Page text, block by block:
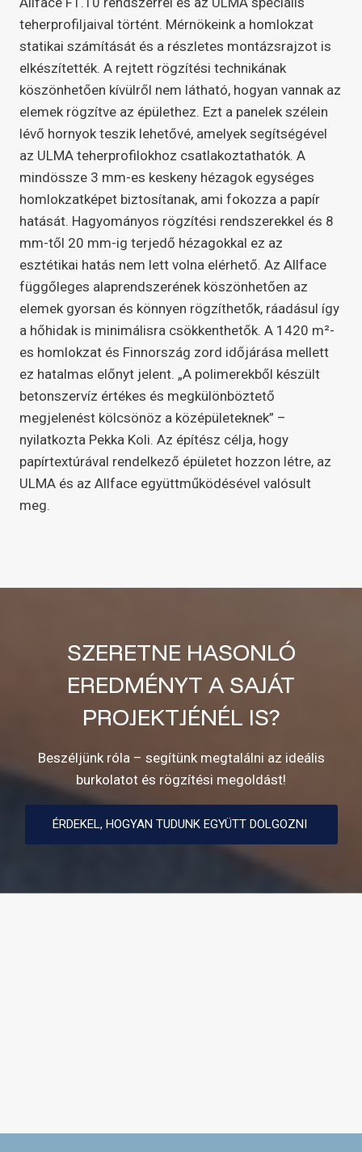
teherprofiljaival történt. Mérnökeink a homlokzat
statikai számítását és a részletes montázsrajzot is
elkészítették. A rejtett rögzítési technikának
köszönhetően kívülről nem látható, hogyan vannak az
elemek rögzítve az épülethez. Ezt a panelek szélein
lévő hornyok teszik lehetővé, amelyek segítségével
az ULMA teherprofilokhoz csatlakoztathatók. A
mindössze 3 mm-es keskeny hézagok egységes
homlokzatképet biztosítanak, ami fokozza a papír
hatását. Hagyományos rögzítési rendszerekkel és 8
mm-től 20 mm-ig terjedő hézagokkal ez az
esztétikai hatás nem lett volna elérhető. Az Allface
függőleges alaprendszerének köszönhetően az
elemek gyorsan és könnyen rögzíthetők, ráadásul így
a hőhidak is minimálisra csökkenthetők. A 1420 m²-
es homlokzat és Finnország zord időjárása mellett
ez hatalmas előnyt jelent. „A polimerekből készült
betonszervíz értékes és megkülönböztető
megjelenést kölcsönöz a középületeknek” –
nyilatkozta Pekka Koli. Az építész célja, hogy
papírtextúrával rendelkező épületet hozzon létre, az
ULMA és az Allface együttműködésével valósult
meg.
SZERETNE HASONLÓ
EREDMÉNYT A SAJÁT
PROJEKTJÉNÉL IS?
Beszéljünk róla – segítünk megtalálni az ideális
burkolatot és rögzítési megoldást!
ÉRDEKEL, HOGYAN TUDUNK EGYÜTT DOLGOZNI